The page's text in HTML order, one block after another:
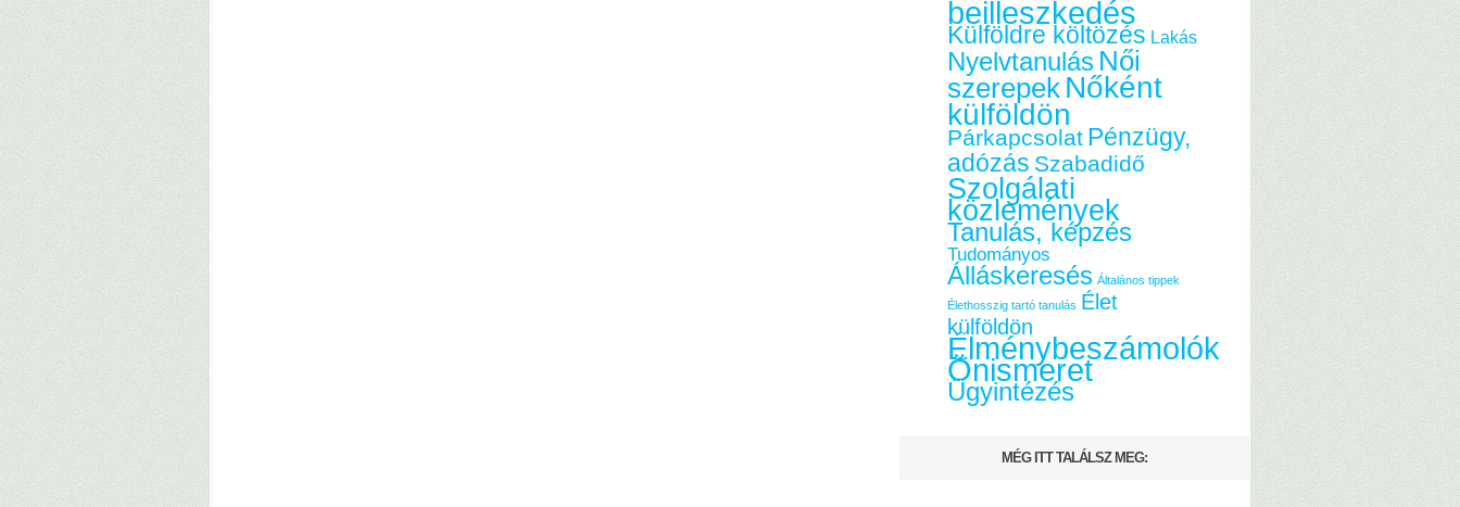
beilleszkedés
Külföldre költözés Lakás
Nyelvtanulás Női
szerepek Nőként
külföldön
Párkapcsolat Pénzügy,
adózás Szabadidő
Szolgálati
közlemények
Tanulás, képzés
Tudományos
Álláskeresés Általános tippek
Élethosszig tartó tanulás Élet
külföldön
Élménybeszámolók
Önismeret
Ügyintézés
MÉG ITT TALÁLSZ MEG: